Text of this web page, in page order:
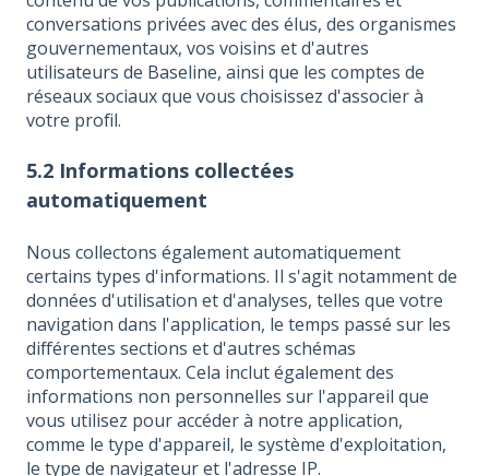
conversations privées avec des élus, des organismes
gouvernementaux, vos voisins et d'autres
utilisateurs de Baseline, ainsi que les comptes de
réseaux sociaux que vous choisissez d'associer à
votre profil.
5.2 Informations collectées
automatiquement
Nous collectons également automatiquement
certains types d'informations. Il s'agit notamment de
données d'utilisation et d'analyses, telles que votre
navigation dans l'application, le temps passé sur les
différentes sections et d'autres schémas
comportementaux. Cela inclut également des
informations non personnelles sur l'appareil que
vous utilisez pour accéder à notre application,
comme le type d'appareil, le système d'exploitation,
le type de navigateur et l'adresse IP.